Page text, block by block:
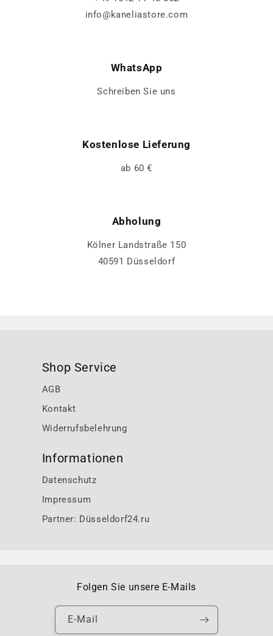
info@kaneliastore.com
WhatsApp
Schreiben Sie uns
Kostenlose Lieferung
ab 60 €
Abholung
Kölner Landstraße 150
40591 Düsseldorf
Shop Service
AGB
Kontakt
Widerrufsbelehrung
Informationen
Datenschutz
Impressum
Partner: Düsseldorf24.ru
Folgen Sie unsere E-Mails
E-Mail